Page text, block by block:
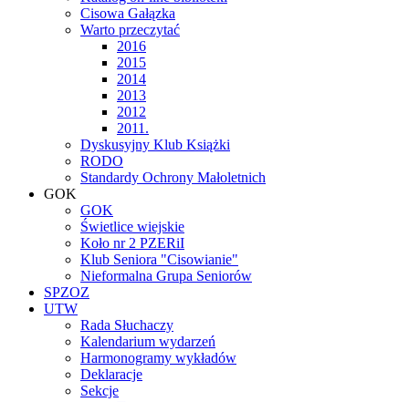
Cisowa Gałązka
Warto przeczytać
2016
2015
2014
2013
2012
2011.
Dyskusyjny Klub Książki
RODO
Standardy Ochrony Małoletnich
GOK
GOK
Świetlice wiejskie
Koło nr 2 PZERiI
Klub Seniora "Cisowianie"
Nieformalna Grupa Seniorów
SPZOZ
UTW
Rada Słuchaczy
Kalendarium wydarzeń
Harmonogramy wykładów
Deklaracje
Sekcje